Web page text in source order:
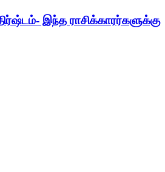
இந்த ராசிக்காரர்களுக்கு